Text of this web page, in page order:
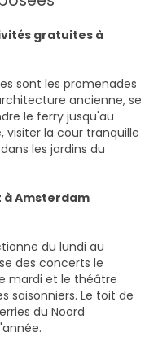
gratuites à
sont les promenades
ancienne, se
le ferry jusqu'au
visiter la cour tranquille
les jardins du
Amsterdam
du lundi au
des concerts le
mardi et le théâtre
saisonniers. Le toit de
du Noord